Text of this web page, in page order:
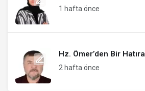
1 hafta önce
Hz. Ömer’den Bir Hatıra
2 hafta önce